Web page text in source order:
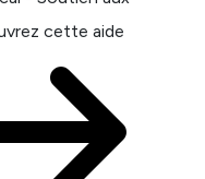
cette aide